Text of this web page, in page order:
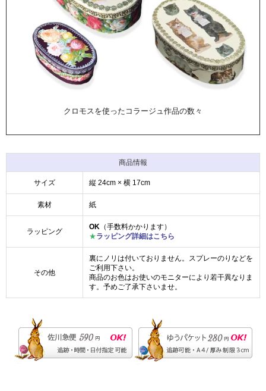
クロモスを使ったコラージュ作品の数々
商品情報
サイズ 縦 24cm × 横 17cm
素材 紙
ラッピング
OK （手数料かかります）
★ラッピング詳細はこちら
その他
裏にノリは付いておりません。スプレーのりなどを
ご利用下さい。
商品のお色はお使いのモニターにより若干異なりま
す。予めご了承下さいませ。